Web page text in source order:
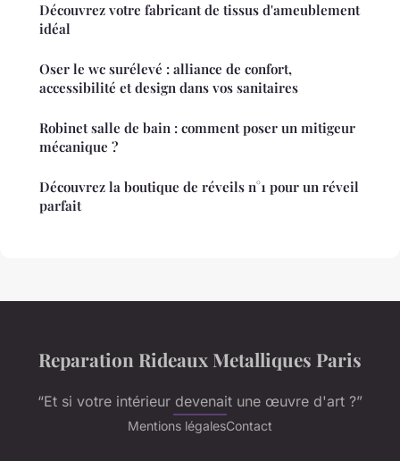
Découvrez votre fabricant de tissus d'ameublement
idéal
Oser le wc surélevé : alliance de confort,
accessibilité et design dans vos sanitaires
Robinet salle de bain : comment poser un mitigeur
mécanique ?
Découvrez la boutique de réveils n°1 pour un réveil
parfait
Reparation Rideaux Metalliques Paris
“Et si votre intérieur devenait une œuvre d'art ?”
Mentions légalesContact